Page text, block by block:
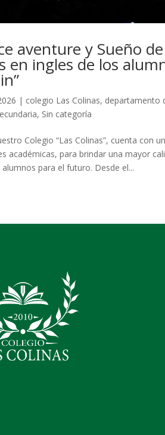
aventure y Sueño
en ingles de los
| colegio Las Colinas, departamento
, Sin categoría
Colegio “Las Colinas”, cuenta con
académicas, para brindar una mayor
para el futuro. Desde el...